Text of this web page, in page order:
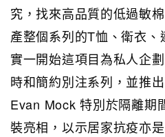
究，找來高品質的低過敏
產整個系列的T恤、衛衣
實一開始這項目為私人企
時和簡約別注系列，並推
Evan Mock 特別於隔離期
裝亮相，以示居家抗疫亦